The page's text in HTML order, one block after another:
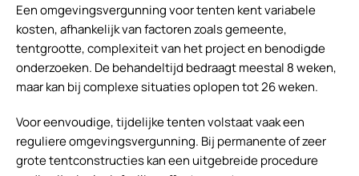
Een omgevingsvergunning voor tenten kent variabele
kosten, afhankelijk van factoren zoals gemeente,
tentgrootte, complexiteit van het project en benodigde
onderzoeken. De behandeltijd bedraagt meestal 8 weken,
maar kan bij complexe situaties oplopen tot 26 weken.
Voor eenvoudige, tijdelijke tenten volstaat vaak een
reguliere omgevingsvergunning. Bij permanente of zeer
grote tentconstructies kan een uitgebreide procedure